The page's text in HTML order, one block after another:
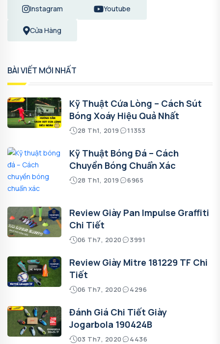
Instagram Youtube
Cửa Hàng
BÀI VIẾT MỚI NHẤT
Kỹ Thuật Cứa Lòng – Cách Sút
Bóng Xoáy Hiệu Quả Nhất
28 Th1, 2019 11353
Kỹ Thuật Bóng Đá – Cách
Chuyền Bóng Chuẩn Xác
28 Th1, 2019 6965
Review Giày Pan Impulse Graffiti
Chi Tiết
06 Th7, 2020 3991
Review Giày Mitre 181229 TF Chi
Tiết
06 Th7, 2020 4296
Đánh Giá Chi Tiết Giày
Jogarbola 190424B
03 Th7, 2020 4436